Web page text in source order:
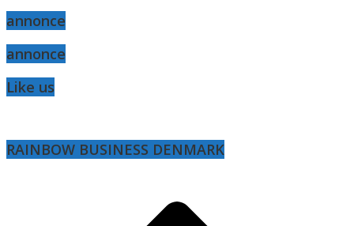
annonce
annonce
Like us
RAINBOW BUSINESS DENMARK